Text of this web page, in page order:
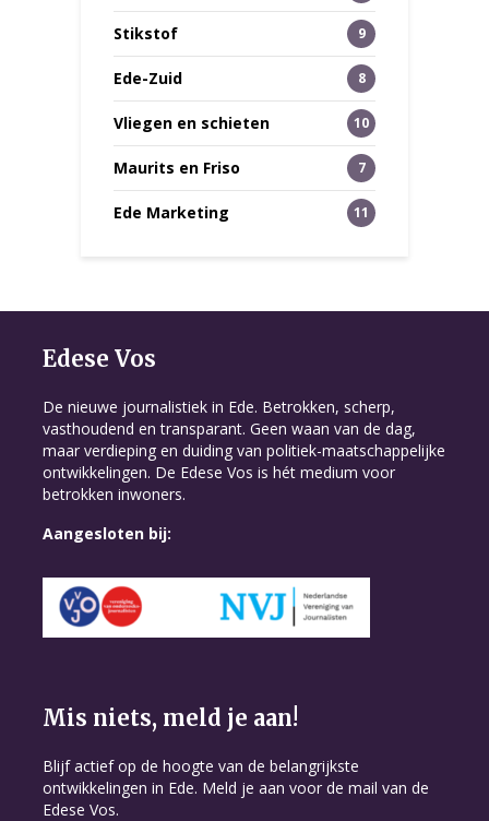
Stikstof 9
Ede-Zuid 8
Vliegen en schieten 10
Maurits en Friso 7
Ede Marketing 11
Edese Vos
De nieuwe journalistiek in Ede. Betrokken, scherp,
vasthoudend en transparant. Geen waan van de dag,
maar verdieping en duiding van politiek-maatschappelijke
ontwikkelingen. De Edese Vos is hét medium voor
betrokken inwoners.
Aangesloten bij:
Mis niets, meld je aan!
Blijf actief op de hoogte van de belangrijkste
ontwikkelingen in Ede. Meld je aan voor de mail van de
Edese Vos.